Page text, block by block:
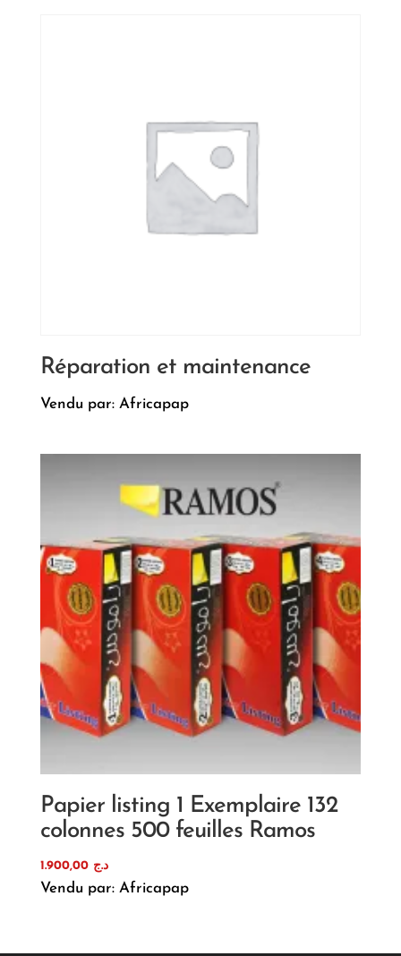
Réparation et maintenance
Vendu par: Africapap
Papier listing 1 Exemplaire 132
colonnes 500 feuilles Ramos
د.ج 1.900,00
Vendu par: Africapap